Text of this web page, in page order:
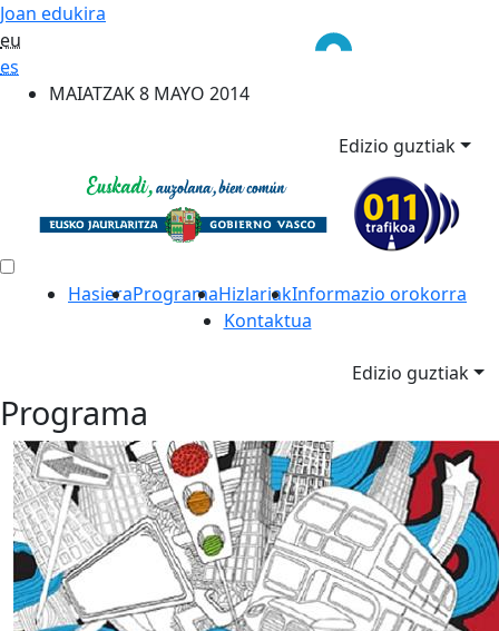
Joan edukira
eu
es
MAIATZAK 8 MAYO 2014
Edizio guztiak
HasieraProgramaHizlariakInformazio orokorra
Kontaktua
Edizio guztiak
Programa